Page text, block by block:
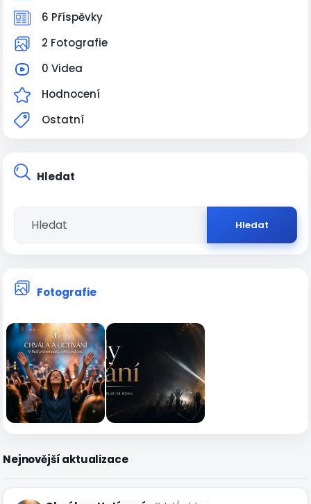
6 Příspěvky
2 Fotografie
0 Videa
Hodnocení
Ostatní
Hledat
Hledat
Fotografie
Nejnovější aktualizace